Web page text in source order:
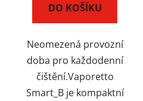
DO KOŠÍKU
Neomezená provozní
doba pro každodenní
čištění.Vaporetto
Smart_B je kompaktní